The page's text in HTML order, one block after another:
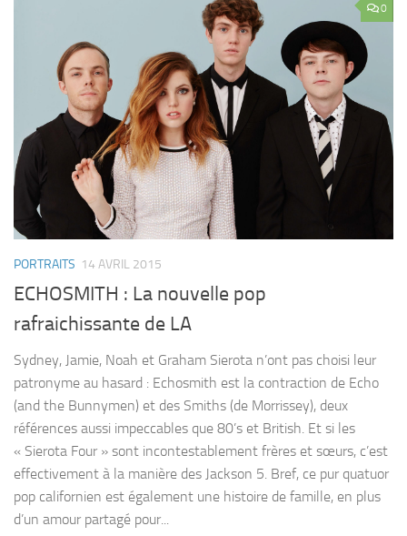
0
PORTRAITS 14 AVRIL 2015
ECHOSMITH : La nouvelle pop
rafraichissante de LA
Sydney, Jamie, Noah et Graham Sierota n’ont pas choisi leur
patronyme au hasard : Echosmith est la contraction de Echo
(and the Bunnymen) et des Smiths (de Morrissey), deux
références aussi impeccables que 80’s et British. Et si les
« Sierota Four » sont incontestablement frères et sœurs, c’est
effectivement à la manière des Jackson 5. Bref, ce pur quatuor
pop californien est également une histoire de famille, en plus
d’un amour partagé pour...